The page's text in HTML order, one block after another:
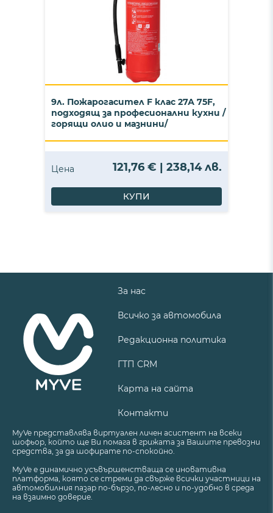
9л. Пожарогасител F клас 27А 75F,
подходящ за професионални кухни /
горящи олио и мазнини/
Цена 121,76 € | 238,14 лв.
КУПИ
За нас
Всичко за автомобила
Редакционна политика
ГТП CRM
Карта на сайта
Контакти
MyVe представлява виртуален личен асистент на всеки
шофьор, който ще Ви помага в грижата за Вашите превозни
средства, за да шофирате по-спокойно.
MyVe е динамично усъвършенстваща се иновативна
платформа, която се стреми да свърже всички участници на
автомобилния пазар по-бързо, по-лесно и по-удобно в среда
на взаимно доверие.